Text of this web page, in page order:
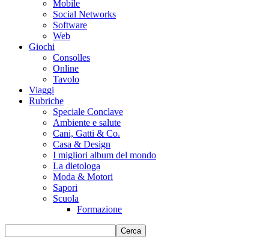
Mobile
Social Networks
Software
Web
Giochi
Consolles
Online
Tavolo
Viaggi
Rubriche
Speciale Conclave
Ambiente e salute
Cani, Gatti & Co.
Casa & Design
I migliori album del mondo
La dietologa
Moda & Motori
Sapori
Scuola
Formazione